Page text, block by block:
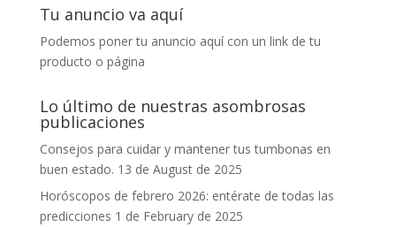
Tu anuncio va aquí
Podemos poner tu anuncio aquí con un link de tu
producto o página
Lo último de nuestras asombrosas
publicaciones
Consejos para cuidar y mantener tus tumbonas en
buen estado. 13 de August de 2025
Horóscopos de febrero 2026: entérate de todas las
predicciones 1 de February de 2025